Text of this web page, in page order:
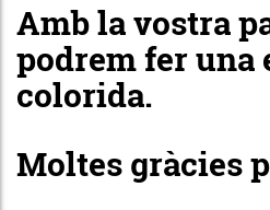
Amb la vostra
podrem fer una
colorida.
Moltes gràcies